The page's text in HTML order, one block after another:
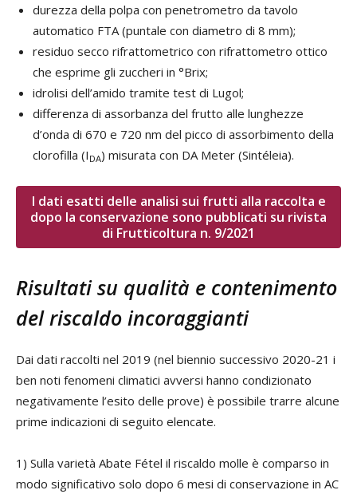
durezza della polpa con penetrometro da tavolo
automatico FTA (puntale con diametro di 8 mm);
residuo secco rifrattometrico con rifrattometro ottico
che esprime gli zuccheri in °Brix;
idrolisi dell’amido tramite test di Lugol;
differenza di assorbanza del frutto alle lunghezze
d’onda di 670 e 720 nm del picco di assorbimento della
clorofilla (I DA) misurata con DA Meter (Sintéleia).
I dati esatti delle analisi sui frutti alla raccolta e
dopo la conservazione sono pubblicati su rivista
di Frutticoltura n. 9/2021
Risultati su qualità e contenimento
del riscaldo incoraggianti
Dai dati raccolti nel 2019 (nel biennio successivo 2020-21 i
ben noti fenomeni climatici avversi hanno condizionato
negativamente l’esito delle prove) è possibile trarre alcune
prime indicazioni di seguito elencate.
1) Sulla varietà Abate Fétel il riscaldo molle è comparso in
modo significativo solo dopo 6 mesi di conservazione in AC